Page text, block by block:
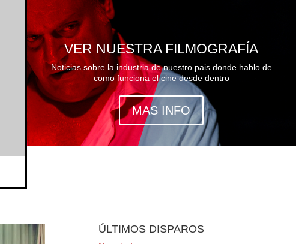
VER NUESTRA FILMOGRAFÍA
Noticias sobre la industria de nuestro pais donde hablo de
como funciona el cine desde dentro
MAS INFO
ÚLTIMOS DISPAROS